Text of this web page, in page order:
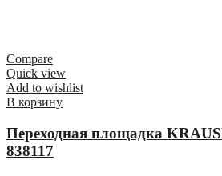
Compare
Quick view
Add to wishlist
В корзину
Переходная площадка
838117